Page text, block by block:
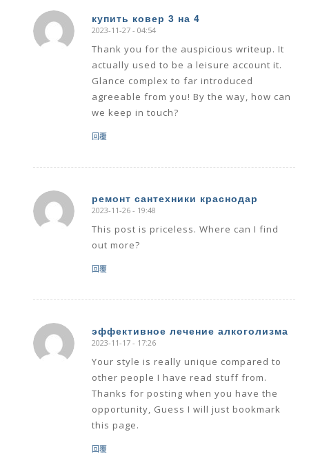
купить ковер 3 на 4
says:
2023-11-27 - 04:54
Thank you for the auspicious writeup. It
actually used to be a leisure account it.
Glance complex to far introduced
agreeable from you! By the way, how can
we keep in touch?
回覆
ремонт сантехники краснодар
says:
2023-11-26 - 19:48
This post is priceless. Where can I find
out more?
回覆
эффективное лечение алкоголизма
says:
2023-11-17 - 17:26
Your style is really unique compared to
other people I have read stuff from.
Thanks for posting when you have the
opportunity, Guess I will just bookmark
this page.
回覆